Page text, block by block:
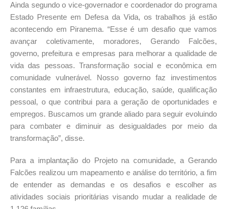
Ainda segundo o vice-governador e coordenador do programa
Estado Presente em Defesa da Vida, os trabalhos já estão
acontecendo em Piranema. “Esse é um desafio que vamos
avançar coletivamente, moradores, Gerando Falcões,
governo, prefeitura e empresas para melhorar a qualidade de
vida das pessoas. Transformação social e econômica em
comunidade vulnerável. Nosso governo faz investimentos
constantes em infraestrutura, educação, saúde, qualificação
pessoal, o que contribui para a geração de oportunidades e
empregos. Buscamos um grande aliado para seguir evoluindo
para combater e diminuir as desigualdades por meio da
transformação”, disse.
Para a implantação do Projeto na comunidade, a Gerando
Falcões realizou um mapeamento e análise do território, a fim
de entender as demandas e os desafios e escolher as
atividades sociais prioritárias visando mudar a realidade de